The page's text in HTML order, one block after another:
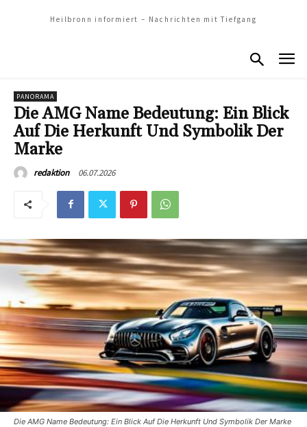
Heilbronn informiert – Nachrichten mit Tiefgang
PANORAMA
Die AMG Name Bedeutung: Ein Blick
Auf Die Herkunft Und Symbolik Der
Marke
redaktion 06.07.2026
Die AMG Name Bedeutung: Ein Blick Auf Die Herkunft Und Symbolik Der Marke